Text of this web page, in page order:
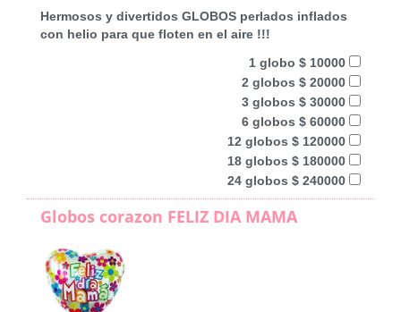
Hermosos y divertidos GLOBOS perlados inflados
con helio para que floten en el aire !!!
1 globo $ 10000
2 globos $ 20000
3 globos $ 30000
6 globos $ 60000
12 globos $ 120000
18 globos $ 180000
24 globos $ 240000
Globos corazon FELIZ DIA MAMA